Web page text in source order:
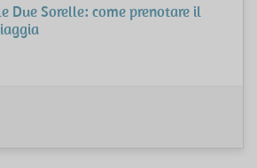
Due Sorelle: come prenotare il